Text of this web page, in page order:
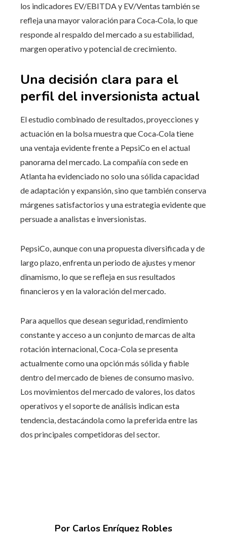
los indicadores EV/EBITDA y EV/Ventas también se
refleja una mayor valoración para Coca‑Cola, lo que
responde al respaldo del mercado a su estabilidad,
margen operativo y potencial de crecimiento.
Una decisión clara para el
perfil del inversionista actual
El estudio combinado de resultados, proyecciones y
actuación en la bolsa muestra que Coca‑Cola tiene
una ventaja evidente frente a PepsiCo en el actual
panorama del mercado. La compañía con sede en
Atlanta ha evidenciado no solo una sólida capacidad
de adaptación y expansión, sino que también conserva
márgenes satisfactorios y una estrategia evidente que
persuade a analistas e inversionistas.
PepsiCo, aunque con una propuesta diversificada y de
largo plazo, enfrenta un periodo de ajustes y menor
dinamismo, lo que se refleja en sus resultados
financieros y en la valoración del mercado.
Para aquellos que desean seguridad, rendimiento
constante y acceso a un conjunto de marcas de alta
rotación internacional, Coca-Cola se presenta
actualmente como una opción más sólida y fiable
dentro del mercado de bienes de consumo masivo.
Los movimientos del mercado de valores, los datos
operativos y el soporte de análisis indican esta
tendencia, destacándola como la preferida entre las
dos principales competidoras del sector.
Por Carlos Enríquez Robles